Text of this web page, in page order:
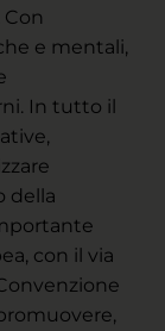
e mentali,
In tutto il
della
con il via